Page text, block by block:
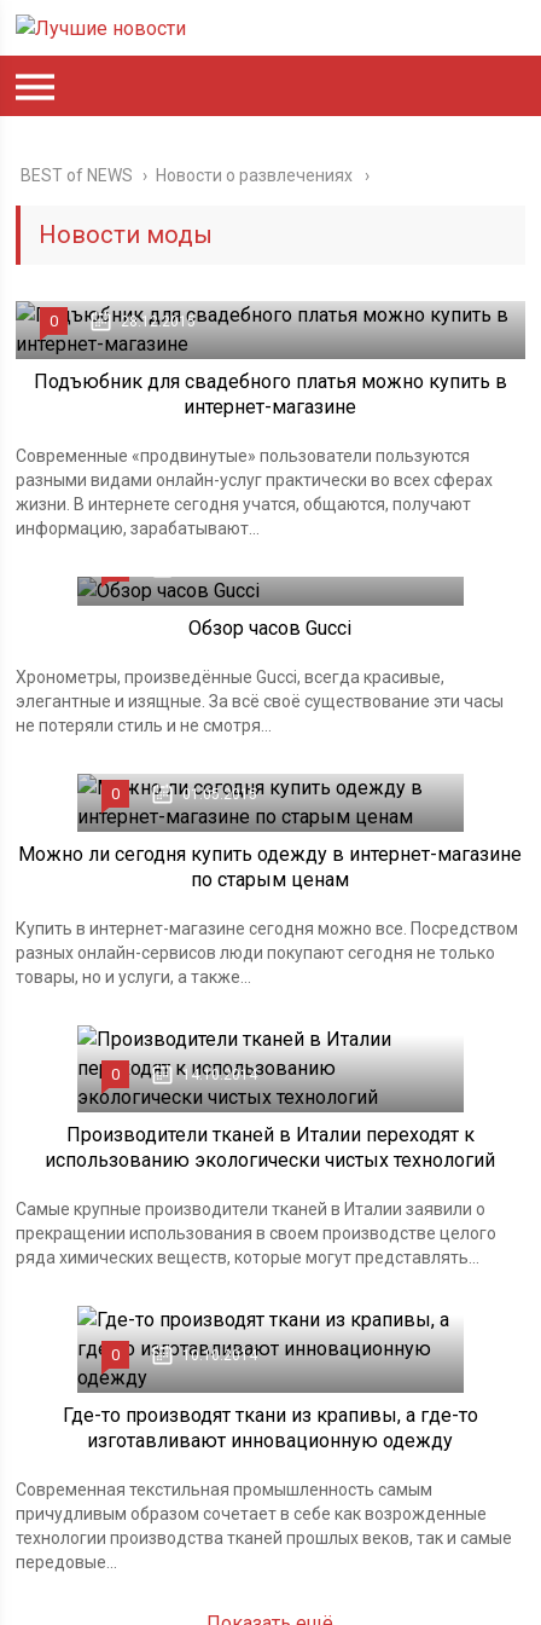
BEST of NEWS › Новости о развлечениях
Новости моды
0 28.12.2015
Подъюбник для свадебного платья можно купить в
интернет-магазине
Современные «продвинутые» пользователи пользуются
разными видами онлайн-услуг практически во всех сферах
жизни. В интернете сегодня учатся, общаются, получают
информацию, зарабатывают...
Обзор часов Gucci
Хронометры, произведённые Gucci, всегда красивые,
элегантные и изящные. За всё своё существование эти часы
не потеряли стиль и не смотря...
0 01.05.2015
Можно ли сегодня купить одежду в интернет-магазине
по старым ценам
Купить в интернет-магазине сегодня можно все. Посредством
разных онлайн-сервисов люди покупают сегодня не только
товары, но и услуги, а также...
0 14.10.2014
Производители тканей в Италии переходят к
использованию экологически чистых технологий
Самые крупные производители тканей в Италии заявили о
прекращении использования в своем производстве целого
ряда химических веществ, которые могут представлять...
0 10.10.2014
Где-то производят ткани из крапивы, а где-то
изготавливают инновационную одежду
Современная текстильная промышленность самым
причудливым образом сочетает в себе как возрожденные
технологии производства тканей прошлых веков, так и самые
передовые...